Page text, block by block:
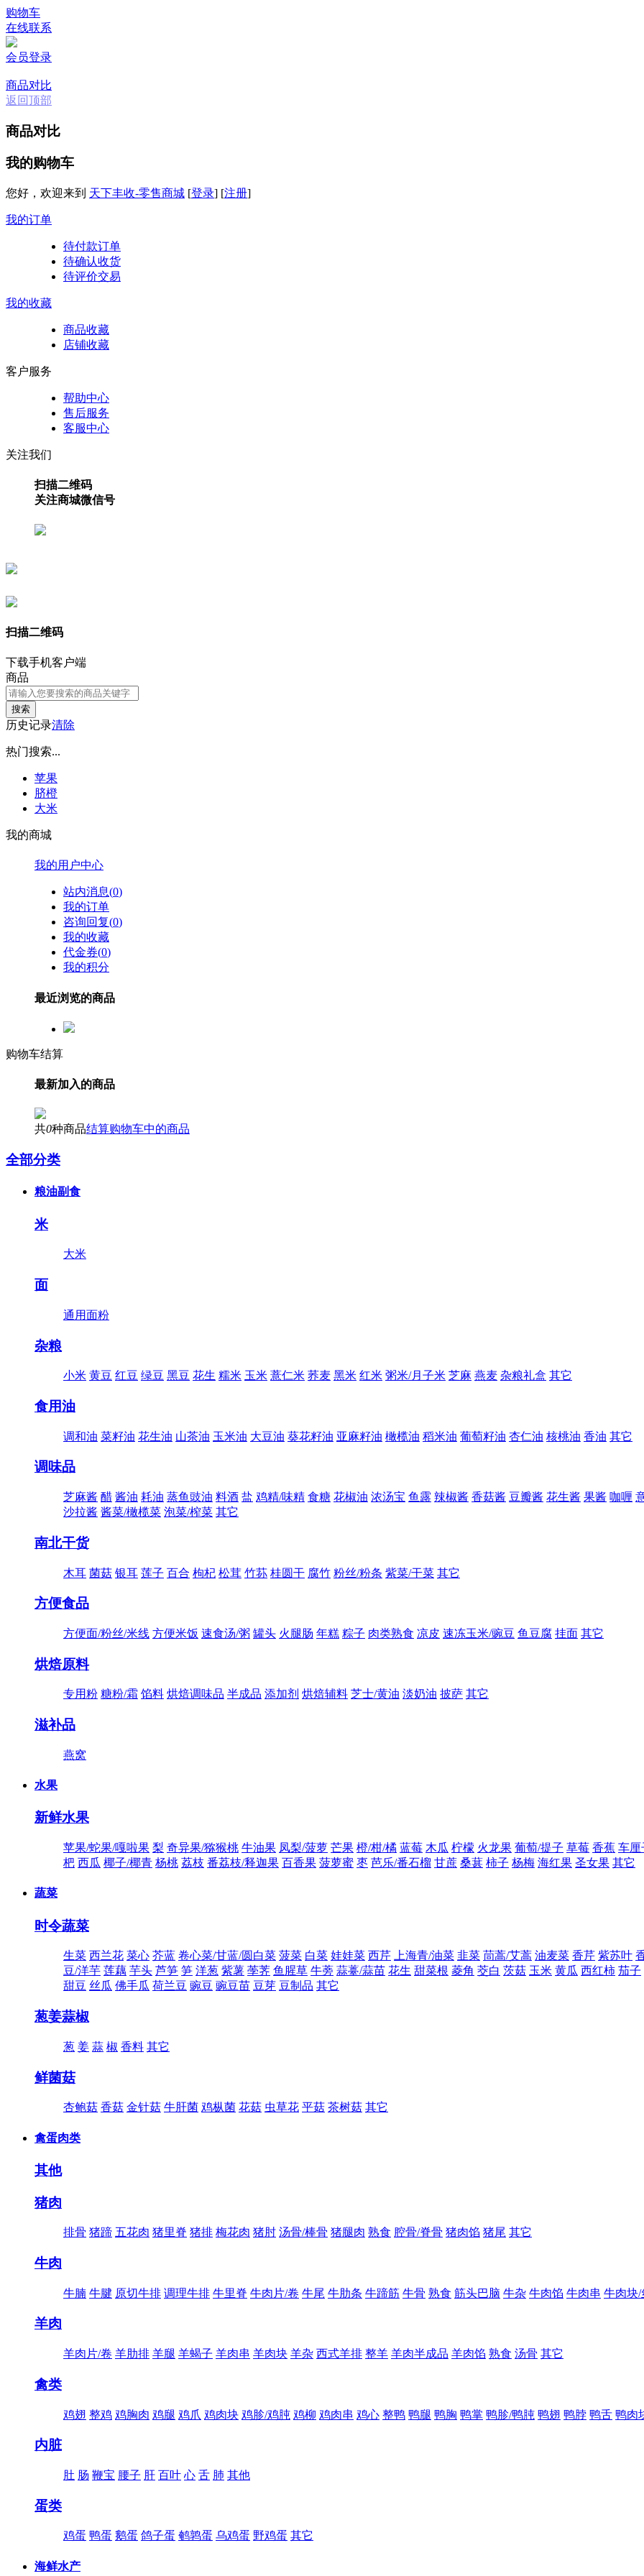
购物车
在线联系
会员登录
商品对比
返回顶部
商品对比
我的购物车
您好，欢迎来到 天下丰收-零售商城 [登录] [注册]
我的订单
待付款订单
待确认收货
待评价交易
我的收藏
商品收藏
店铺收藏
客户服务
帮助中心
售后服务
客服中心
关注我们
扫描二维码
关注商城微信号
扫描二维码
下载手机客户端
商品
搜索
历史记录清除
热门搜索...
苹果
脐橙
大米
我的商城
我的用户中心
站内消息(0)
我的订单
咨询回复(0)
我的收藏
代金券(0)
我的积分
最近浏览的商品
购物车结算
最新加入的商品
共0种商品结算购物车中的商品
全部分类
粮油副食
米
大米
面
通用面粉
杂粮
小米 黄豆 红豆 绿豆 黑豆 花生 糯米 玉米 薏仁米 荞麦 黑米 红米 粥米/月子米 芝麻 燕麦 杂粮礼盒 其它
食用油
调和油 菜籽油 花生油 山茶油 玉米油 大豆油 葵花籽油 亚麻籽油 橄榄油 稻米油 葡萄籽油 杏仁油 核桃油 香油 其它
调味品
芝麻酱 醋 酱油 耗油 蒸鱼豉油 料酒 盐 鸡精/味精 食糖 花椒油 浓汤宝 鱼露 辣椒酱 香菇酱 豆瓣酱 花生酱 果酱 咖喱
沙拉酱 酱菜/橄榄菜 泡菜/榨菜 其它
南北干货
木耳 菌菇 银耳 莲子 百合 枸杞 松茸 竹荪 桂圆干 腐竹 粉丝/粉条 紫菜/干菜 其它
方便食品
方便面/粉丝/米线 方便米饭 速食汤/粥 罐头 火腿肠 年糕 粽子 肉类熟食 凉皮 速冻玉米/豌豆 鱼豆腐 挂面 其它
烘焙原料
专用粉 糖粉/霜 馅料 烘焙调味品 半成品 添加剂 烘焙辅料 芝士/黄油 淡奶油 披萨 其它
滋补品
燕窝
水果
新鲜水果
苹果/蛇果/嘎啦果 梨 奇异果/猕猴桃 牛油果 凤梨/菠萝 芒果 橙/柑/橘 蓝莓 木瓜 柠檬 火龙果 葡萄/提子 草莓 香蕉 车厘
杷 西瓜 椰子/椰青 杨桃 荔枝 番荔枝/释迦果 百香果 菠萝蜜 枣 芭乐/番石榴 甘蔗 桑葚 柿子 杨梅 海红果 圣女果 其它
蔬菜
时令蔬菜
生菜 西兰花 菜心 芥蓝 卷心菜/甘蓝/圆白菜 菠菜 白菜 娃娃菜 西芹 上海青/油菜 韭菜 茼蒿/艾蒿 油麦菜 香芹 紫苏叶
豆/洋芋 莲藕 芋头 芦笋 笋 洋葱 紫薯 荸荠 鱼腥草 牛蒡 蒜薹/蒜苗 花生 甜菜根 菱角 茭白 茨菇 玉米 黄瓜 西红柿 茄子
甜豆 丝瓜 佛手瓜 荷兰豆 豌豆 豌豆苗 豆芽 豆制品 其它
葱姜蒜椒
葱 姜 蒜 椒 香料 其它
鲜菌菇
杏鲍菇 香菇 金针菇 牛肝菌 鸡枞菌 花菇 虫草花 平菇 茶树菇 其它
禽蛋肉类
其他
猪肉
排骨 猪蹄 五花肉 猪里脊 猪排 梅花肉 猪肘 汤骨/棒骨 猪腿肉 熟食 腔骨/脊骨 猪肉馅 猪尾 其它
牛肉
牛腩 牛腱 原切牛排 调理牛排 牛里脊 牛肉片/卷 牛尾 牛肋条 牛蹄筋 牛骨 熟食 筋头巴脑 牛杂 牛肉馅 牛肉串 牛肉块/
羊肉
羊肉片/卷 羊肋排 羊腿 羊蝎子 羊肉串 羊肉块 羊杂 西式羊排 整羊 羊肉半成品 羊肉馅 熟食 汤骨 其它
禽类
鸡翅 整鸡 鸡胸肉 鸡腿 鸡爪 鸡肉块 鸡胗/鸡肫 鸡柳 鸡肉串 鸡心 整鸭 鸭腿 鸭胸 鸭掌 鸭胗/鸭肫 鸭翅 鸭脖 鸭舌 鸭肉
内脏
肚 肠 鞭宝 腰子 肝 百叶 心 舌 肺 其他
蛋类
鸡蛋 鸭蛋 鹅蛋 鸽子蛋 鹌鹑蛋 乌鸡蛋 野鸡蛋 其它
海鲜水产